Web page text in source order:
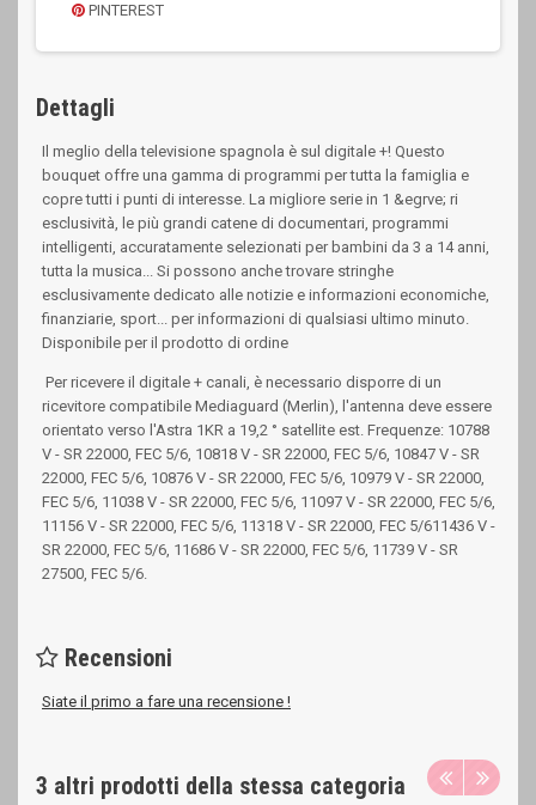
PINTEREST
Dettagli
Il meglio della televisione spagnola è sul digitale +! Questo
bouquet offre una gamma di programmi per tutta la famiglia e
copre tutti i punti di interesse. La migliore serie in 1 &egrve; ri
esclusività, le più grandi catene di documentari, programmi
intelligenti, accuratamente selezionati per bambini da 3 a 14 anni,
tutta la musica... Si possono anche trovare stringhe
esclusivamente dedicato alle notizie e informazioni economiche,
finanziarie, sport... per informazioni di qualsiasi ultimo minuto.
Disponibile per il prodotto di ordine
Per ricevere il digitale + canali, è necessario disporre di un
ricevitore compatibile Mediaguard (Merlin), l'antenna deve essere
orientato verso l'Astra 1KR a 19,2 ° satellite est. Frequenze: 10788
V - SR 22000, FEC 5/6, 10818 V - SR 22000, FEC 5/6, 10847 V - SR
22000, FEC 5/6, 10876 V - SR 22000, FEC 5/6, 10979 V - SR 22000,
FEC 5/6, 11038 V - SR 22000, FEC 5/6, 11097 V - SR 22000, FEC 5/6,
11156 V - SR 22000, FEC 5/6, 11318 V - SR 22000, FEC 5/611436 V -
SR 22000, FEC 5/6, 11686 V - SR 22000, FEC 5/6, 11739 V - SR
27500, FEC 5/6.
Recensioni
Siate il primo a fare una recensione !
3 altri prodotti della stessa categoria